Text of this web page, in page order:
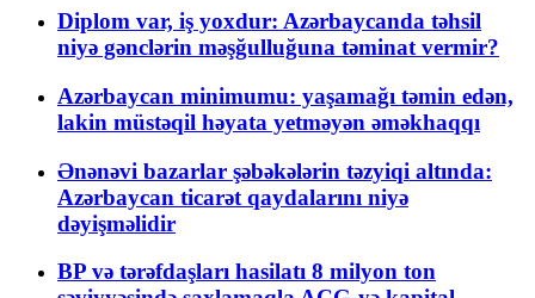
Diplom var, iş yoxdur: Azərbaycanda təhsil
niyə gənclərin məşğulluğuna təminat vermir?
Azərbaycan minimumu: yaşamağı təmin edən,
lakin müstəqil həyata yetməyən əməkhaqqı
Ənənəvi bazarlar şəbəkələrin təzyiqi altında:
Azərbaycan ticarət qaydalarını niyə
dəyişməlidir
BP və tərəfdaşları hasilatı 8 milyon ton